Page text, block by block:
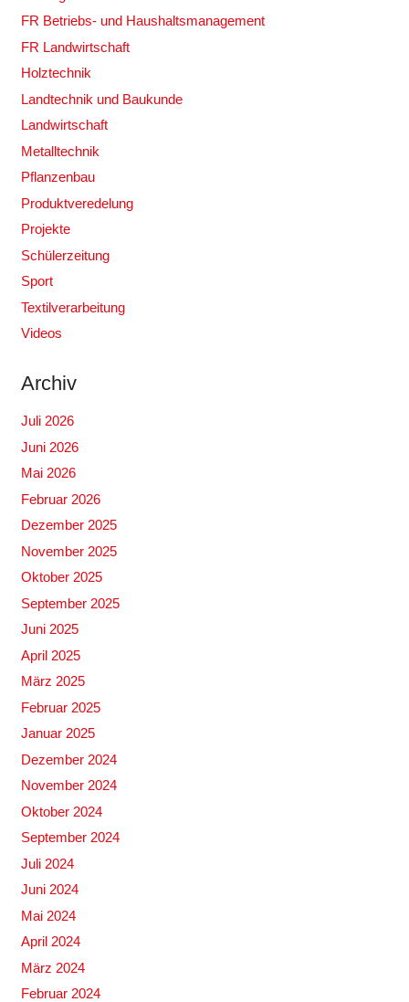
FR Betriebs- und Haushaltsmanagement
FR Landwirtschaft
Holztechnik
Landtechnik und Baukunde
Landwirtschaft
Metalltechnik
Pflanzenbau
Produktveredelung
Projekte
Schülerzeitung
Sport
Textilverarbeitung
Videos
Archiv
Juli 2026
Juni 2026
Mai 2026
Februar 2026
Dezember 2025
November 2025
Oktober 2025
September 2025
Juni 2025
April 2025
März 2025
Februar 2025
Januar 2025
Dezember 2024
November 2024
Oktober 2024
September 2024
Juli 2024
Juni 2024
Mai 2024
April 2024
März 2024
Februar 2024